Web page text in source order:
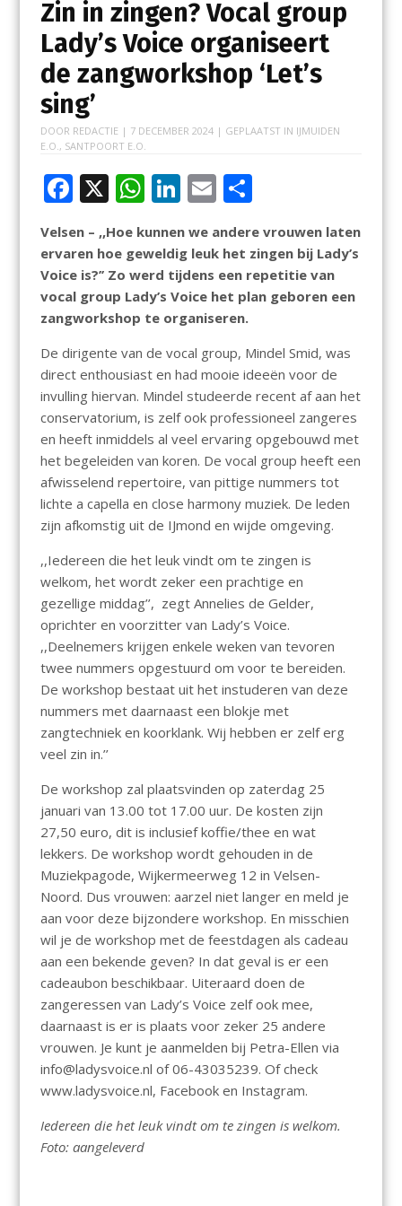
Zin in zingen? Vocal group
Lady’s Voice organiseert
de zangworkshop ‘Let’s
sing’
DOOR REDACTIE | 7 DECEMBER 2024| GEPLAATST IN IJMUIDEN
E.O. , SANTPOORT E.O.
F
e
b
o
o
k
X W
at
s
A
p
p
Li
k
e
dI
n
E
m
ai
l
D
e
n
Velsen – ,,Hoe kunnen we andere vrouwen laten
ervaren hoe geweldig leuk het zingen bij Lady’s
Voice is?’’ Zo werd tijdens een repetitie van
vocal group Lady’s Voice het plan geboren een
zangworkshop te organiseren.
De dirigente van de vocal group, Mindel Smid, was
direct enthousiast en had mooie ideeën voor de
invulling hiervan. Mindel studeerde recent af aan het
conservatorium, is zelf ook professioneel zangeres
en heeft inmiddels al veel ervaring opgebouwd met
het begeleiden van koren. De vocal group heeft een
afwisselend repertoire, van pittige nummers tot
lichte a capella en close harmony muziek. De leden
zijn afkomstig uit de IJmond en wijde omgeving.
,,Iedereen die het leuk vindt om te zingen is
welkom, het wordt zeker een prachtige en
gezellige middag’’, zegt Annelies de Gelder,
oprichter en voorzitter van Lady’s Voice.
,,Deelnemers krijgen enkele weken van tevoren
twee nummers opgestuurd om voor te bereiden.
De workshop bestaat uit het instuderen van deze
nummers met daarnaast een blokje met
zangtechniek en koorklank. Wij hebben er zelf erg
veel zin in.’’
De workshop zal plaatsvinden op zaterdag 25
januari van 13.00 tot 17.00 uur. De kosten zijn
27,50 euro, dit is inclusief koffie/thee en wat
lekkers. De workshop wordt gehouden in de
Muziekpagode, Wijkermeerweg 12 in Velsen-
Noord. Dus vrouwen: aarzel niet langer en meld je
aan voor deze bijzondere workshop. En misschien
wil je de workshop met de feestdagen als cadeau
aan een bekende geven? In dat geval is er een
cadeaubon beschikbaar. Uiteraard doen de
zangeressen van Lady’s Voice zelf ook mee,
daarnaast is er is plaats voor zeker 25 andere
vrouwen. Je kunt je aanmelden bij Petra-Ellen via
info@ladysvoice.nl of 06-43035239. Of check
www.ladysvoice.nl, Facebook en Instagram.
Iedereen die het leuk vindt om te zingen is welkom.
Foto: aangeleverd